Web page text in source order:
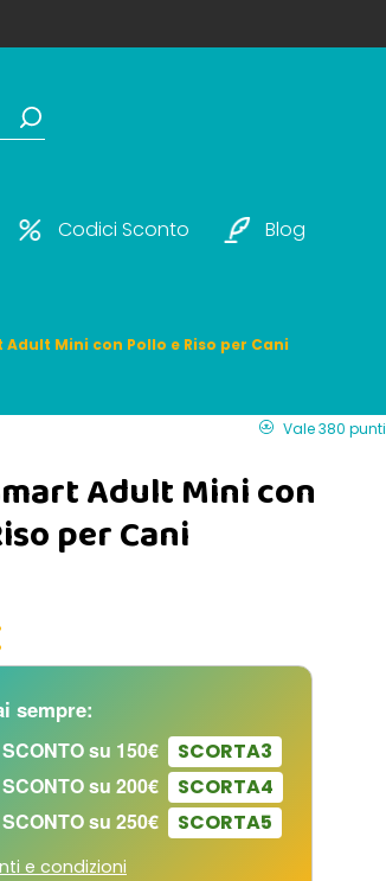
Codici Sconto Blog
Mini con Pollo e Riso per Cani
Vale 380 punti
Adult Mini con
per Cani
sempre:
su 150€
SCORTA3
su 200€
SCORTA4
su 250€
SCORTA5
e condizioni